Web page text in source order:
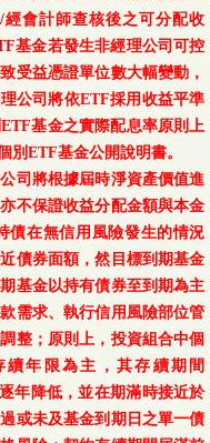
會計師查核後之可分配收
基金若發生非經理公司可控
受益憑證單位數大幅變動，
公司將依ETF採用收益平準
基金之實際配息率原則上
別ETF基金公開說明書。
司將根據屆時淨資產價值進
不保證收益分配金額與本金
債在無信用風險發生的情況
債券面額，然目標到期基金
基金以持有債券至到期為主
需求、執行信用風險部位管
整；原則上，投資組合中個
年限為主，其存續期間
年降低，並在期滿時接近於
或未及基金到期日之單一債